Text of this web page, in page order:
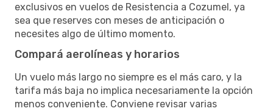
exclusivos en vuelos de Resistencia a Cozumel, ya
sea que reserves con meses de anticipación o
necesites algo de último momento.
Compará aerolíneas y horarios
Un vuelo más largo no siempre es el más caro, y la
tarifa más baja no implica necesariamente la opción
menos conveniente. Conviene revisar varias